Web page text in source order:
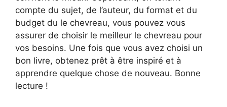
compte du sujet, de l’auteur, du format et du
budget du le chevreau, vous pouvez vous
assurer de choisir le meilleur le chevreau pour
vos besoins. Une fois que vous avez choisi un
bon livre, obtenez prêt à être inspiré et à
apprendre quelque chose de nouveau. Bonne
lecture !